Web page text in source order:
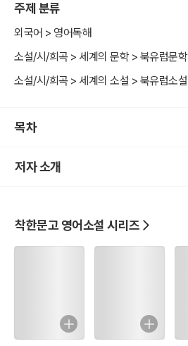
주제 분류
외국어 > 영어독해
소설/시/희곡 > 세계의 문학 > 북유럽문학
소설/시/희곡 > 세계의 소설 > 북유럽소설
목차
저자 소개
착한문고 영어소설 시리즈